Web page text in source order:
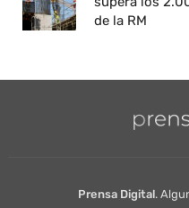
de la RM
Prensa Digital.